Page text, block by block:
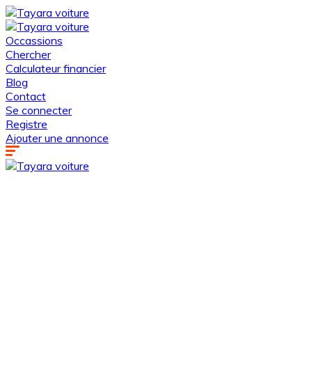
Occassions
Chercher
Calculateur financier
Blog
Contact
Se connecter
Registre
Ajouter une annonce